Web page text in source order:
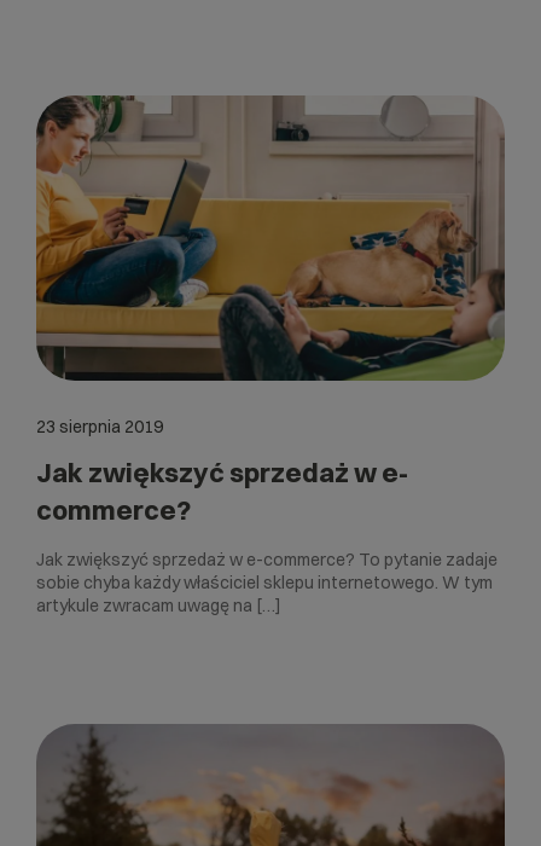
23 sierpnia 2019
Jak zwiększyć sprzedaż w e-
commerce?
Jak zwiększyć sprzedaż w e-commerce? To pytanie zadaje
sobie chyba każdy właściciel sklepu internetowego. W tym
artykule zwracam uwagę na […]